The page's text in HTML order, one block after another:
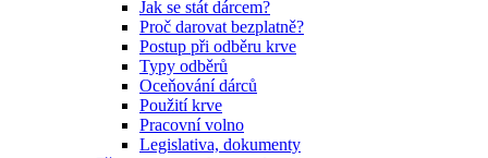
Jak se stát dárcem?
Proč darovat bezplatně?
Postup při odběru krve
Typy odběrů
Oceňování dárců
Použití krve
Pracovní volno
Legislativa, dokumenty